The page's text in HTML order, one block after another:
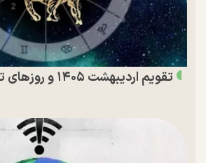
تقویم اردیبهشت ۱۴۰۵ و روز‌های تعطیل این ماه